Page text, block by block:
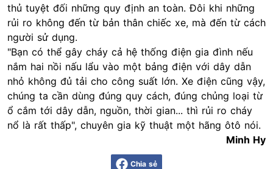
thủ tuyệt đối những quy định an toàn. Đôi khi những
rủi ro không đến từ bản thân chiếc xe, mà đến từ cách
người sử dụng.
"Bạn có thể gây cháy cả hệ thống điện gia đình nếu
nắm hai nồi nấu lẩu vào một bảng điện với dây dẫn
nhỏ không đủ tải cho công suất lớn. Xe điện cũng vậy,
chúng ta cần dùng đúng quy cách, đúng chủng loại từ
ổ cắm tới dây dẫn, nguồn, thời gian... thì rủi ro cháy
nổ là rất thấp", chuyên gia kỹ thuật một hãng ôtô nói.
Minh Hy
Chia sẻ